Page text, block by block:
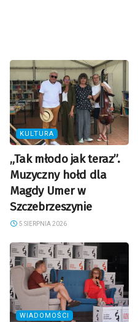
KULTURA
„Tak młodo jak teraz”.
Muzyczny hołd dla
Magdy Umer w
Szczebrzeszynie
5 SIERPNIA 2026
WIADOMOŚCI